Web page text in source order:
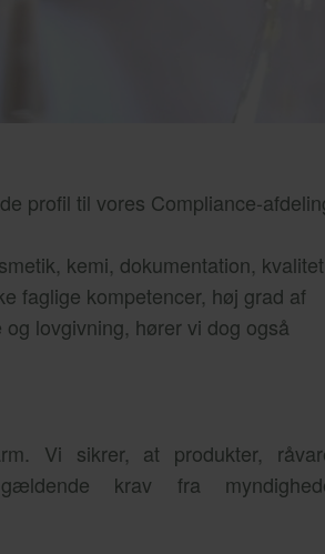
profil til vores Compliance-
kemi, dokumentation, kvalitet
faglige kompetencer, høj grad af
lovgivning, hører vi dog også
Vi sikrer, at produkter,
krav fra